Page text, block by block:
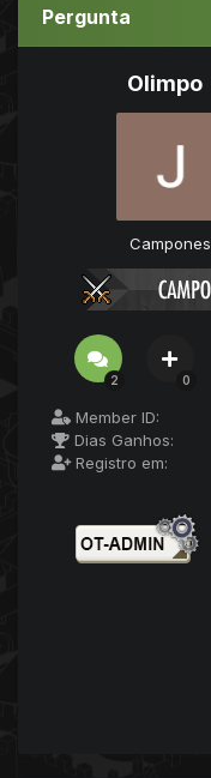
Pergunta
Olimpo
Campones
2 0
Member ID:
Dias Ganhos:
Registro em: